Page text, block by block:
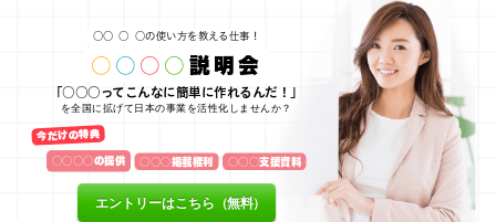
○○ ○ ○の使い方を教える仕事！
○○○○説明会
「○○○ってこんなに簡単に作れるんだ！」
を全国に拡げて日本の事業を活性化しませんか？
今だけの特典
○○○○の提供 ○○○掲載権利 ○○○支援資料
エントリーはこちら（無料）